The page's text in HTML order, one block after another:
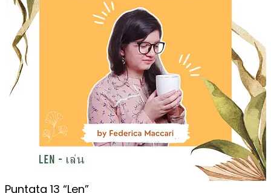
Puntata 13 “Len”